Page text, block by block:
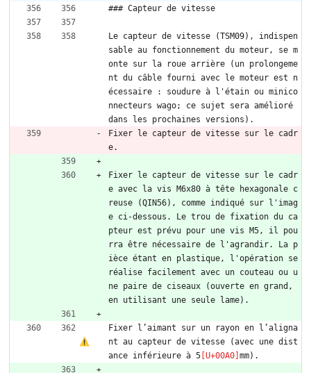
### Capteur de vitesse
Le capteur de vitesse (TSM09), indispen
sable au fonctionnement du moteur, se m
onte sur la roue arrière (un prolongeme
nt du câble fourni avec le moteur est n
écessaire : soudure à l'étain ou minico
nnecteurs wago; ce sujet sera amélioré
dans les prochaines versions).
Fixer le capteur de vitesse sur le cadr
e.
Fixer le capteur de vitesse sur le cadr
e avec la vis M6x80 à tête hexagonale c
reuse (QIN56), comme indiqué sur l'imag
e ci-dessous. Le trou de fixation du ca
pteur est prévu pour une vis M5, il pou
rra être nécessaire de l'agrandir. La p
ièce étant en plastique, l'opération se
réalise facilement avec un couteau ou u
ne paire de ciseaux (ouverte en grand,
en utilisant une seule lame).
Fixer l’aimant sur un rayon en l’aligna
nt au capteur de vitesse (avec une dist
ance inférieure à 5
mm).